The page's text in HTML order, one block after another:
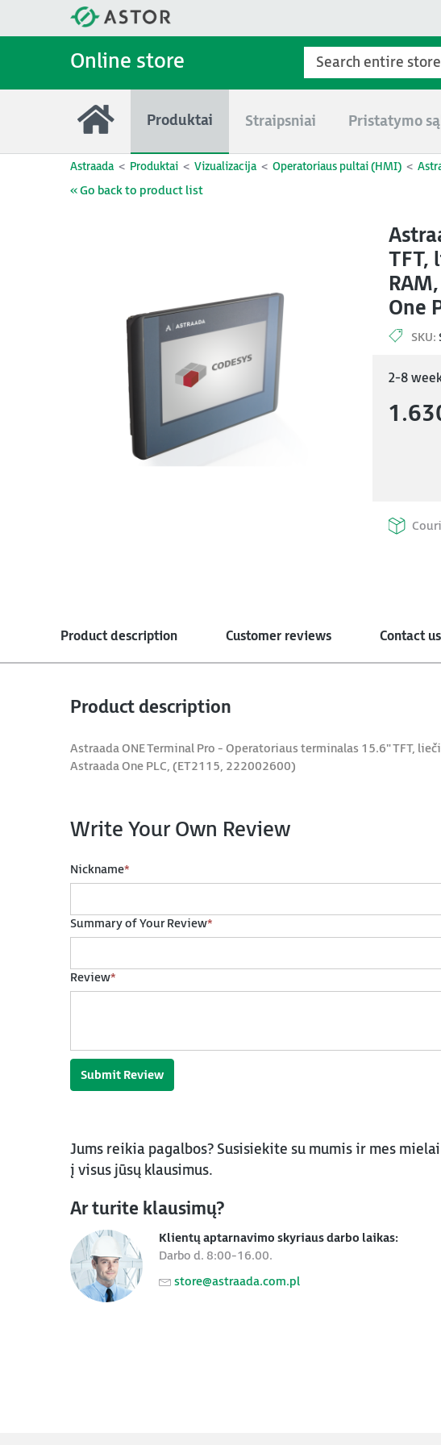
Online store
Produktai Straipsniai Pristatymo
Astraada Produktai Vizualizacija Operatoriaus pultai (HMI)
« Go back to product list
TFT,
One
SKU:
2-8
Product description Customer reviews Contact us
Product description
Astraada ONE Terminal Pro - Operatoriaus terminalas 15.6" TFT,
Astraada One PLC, (ET2115, 222002600)
Write Your Own Review
*
Nickname
*
Summary of Your Review
*
Review
Submit Review
Jums reikia pagalbos? Susisiekite su mumis ir mes
į visus jūsų klausimus.
Ar turite klausimų?
Klientų aptarnavimo skyriaus darbo laikas:
Darbo d. 8:00-16.00.
store@astraada.com.pl